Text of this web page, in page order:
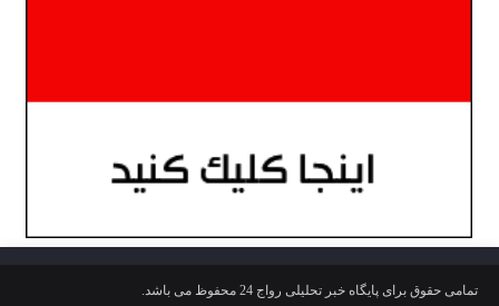
تمامی حقوق برای پایگاه خبر تحلیلی رواج 24 محفوظ می باشد.